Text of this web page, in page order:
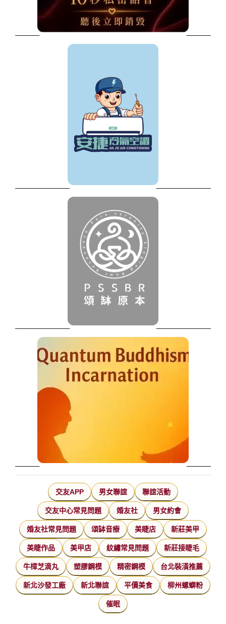
交友APP 男女聯誼 聯誼活動
交友中心常見問題 婚友社 男女約會
婚友社常見問題 頌缽音療 美睫店 新莊美甲
美睫作品 美甲店 紋繡常見問題 新莊接睫毛
牛樟芝滴丸 塑膠鋼模 精密鋼模 台北裝潢推薦
新北沙發工廠 新北聯誼 平價美食 柳州螺螄粉
催眠